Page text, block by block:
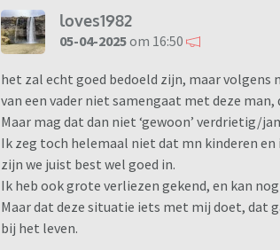
Er moet een nieuw ouderschapsplan komen
vindt dat hij teveel kinderalimentatie betaalt
kindgesprek gevoerd en kwam daar vandeweek
‘Papa? Praat jij weleens met je kinderen? Ze
geen aandacht te krijgen. Dat de kinderen
voor 12. Je kunt nu accepteren dat je geen
raakte mij direct, wederom, terwijl ik eigenlijk
‘dit heb ik nog niet eerder gehoord nee. Ik
ook druk met werk en andere afspraken dus
We gingen aan de slag met het plan. Vader
loves1982
05-04-2025om 16:50
het zal echt goed bedoeld zijn, maar volgens
van een vader niet samengaat met deze
Maar mag dat dan niet ‘gewoon’ verdrietig/
Ik zeg toch helemaal niet dat mn kinderen en
zijn we juist best wel goed in.
Ik heb ook grote verliezen gekend, en kan
Maar dat deze situatie iets met mij doet, dat
bij het leven.